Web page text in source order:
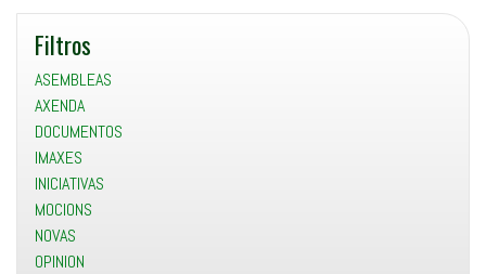
autobús
en
Vilaza,
aprobadas
por
unanimidade
da
Corporación
Municipal
(Pleno
Gondomar,
Filtros
ASEMBLEAS
AXENDA
DOCUMENTOS
IMAXES
INICIATIVAS
MOCIONS
NOVAS
OPINION